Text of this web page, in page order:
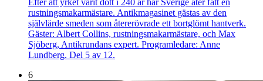
Efter att yrket varit dött i 240 år har Sverige åter fått en
rustningsmakarmästare. Antikmagasinet gästas av den
självlärde smeden som återerövrade ett bortglömt hantverk.
Gäster: Albert Collins, rustningsmakarmästare, och Max
Sjöberg, Antikrundans expert. Programledare: Anne
Lundberg. Del 5 av 12.
6